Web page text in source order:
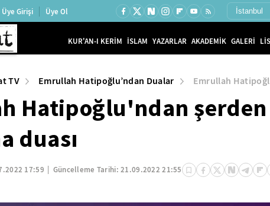
Üye Girişi Üye Ol
KUR'AN-I KERİM İSLAM YAZARLAR AKADEMİK GALERİ
TV Emrullah Hatipoğlu’ndan Dualar Emrullah
Hatipoğlu'ndan şerden
duası
17:59 Güncelleme Tarihi:21.09.2022 21:55